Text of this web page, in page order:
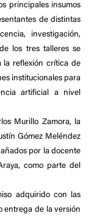
principales insumos
de distintas
investigación,
los tres talleres se
la reflexión crítica de
institucionales para
artificial a nivel
Murillo Zamora, la
Gómez Meléndez
por ladocente
, como parte del
adquirido con las
entrega de la versión